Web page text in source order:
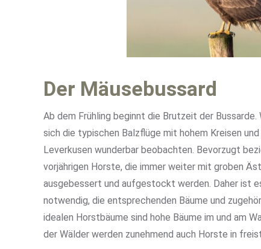
Der Mäusebussard
Ab dem Frühling beginnt die Brutzeit der Bussarde.
sich die typischen Balzflüge mit hohem Kreisen
Leverkusen wunderbar beobachten. Bevorzugt
vorjährigen Horste, die immer weiter mit groben
ausgebessert und aufgestockt werden. Daher ist
notwendig, die entsprechenden Bäume und
idealen Horstbäume sind hohe Bäume im und am
der Wälder werden zunehmend auch Horste in